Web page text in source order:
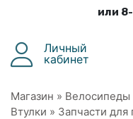
или
Личный
кабинет
Магазин » Велосипеды
Втулки » Запчасти для